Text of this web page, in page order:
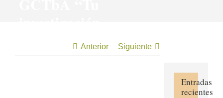
en 3 min” Anterior Siguiente
Entradas
recientes